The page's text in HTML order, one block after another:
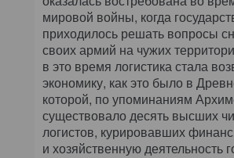
мировой войны, когда
приходилось решать вопросы
своих армий на чужих
в это время логистика стала
экономику, как это было в
которой, по упоминаниям
существовало десять высших
логистов, курировавших
и хозяйственную деятельность